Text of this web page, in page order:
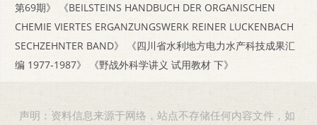
第69期》
《BEILSTEINS HANDBUCH DER ORGANISCHEN
CHEMIE VIERTES ERGANZUNGSWERK REINER LUCKENBACH
SECHZEHNTER BAND》
《四川省水利地方电力水产科技成果汇
编 1977-1987》
《野战外科学讲义 试用教材 下》
声明：资料信息来源于网络，站点不存储任何内容文件，如